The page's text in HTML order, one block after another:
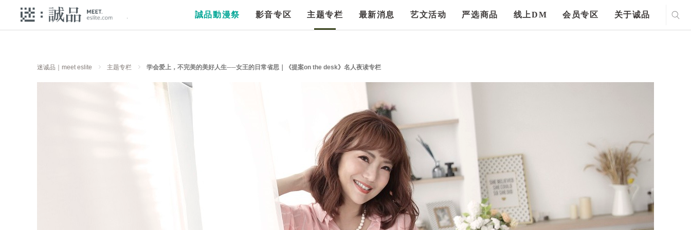
誠品動漫祭 影音专区 主题专栏 最新消息 艺文活动 严选商品 线上DM 会员专区 关于诚品
迷诚品｜meet eslite 主题专栏 学会爱上，不完美的美好人生──女王的日常省思｜《提案on the desk》名人夜读专栏